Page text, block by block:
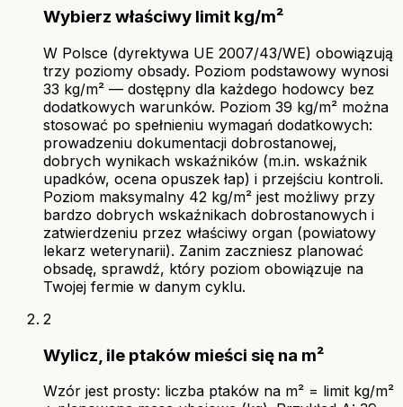
Wybierz właściwy limit kg/m²
W Polsce (dyrektywa UE 2007/43/WE) obowiązują
trzy poziomy obsady. Poziom podstawowy wynosi
33 kg/m² — dostępny dla każdego hodowcy bez
dodatkowych warunków. Poziom 39 kg/m² można
stosować po spełnieniu wymagań dodatkowych:
prowadzeniu dokumentacji dobrostanowej,
dobrych wynikach wskaźników (m.in. wskaźnik
upadków, ocena opuszek łap) i przejściu kontroli.
Poziom maksymalny 42 kg/m² jest możliwy przy
bardzo dobrych wskaźnikach dobrostanowych i
zatwierdzeniu przez właściwy organ (powiatowy
lekarz weterynarii). Zanim zaczniesz planować
obsadę, sprawdź, który poziom obowiązuje na
Twojej fermie w danym cyklu.
2
Wylicz, ile ptaków mieści się na m²
Wzór jest prosty: liczba ptaków na m² = limit kg/m²